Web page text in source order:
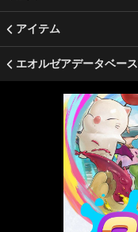
アイテム
エオルゼアデータベース